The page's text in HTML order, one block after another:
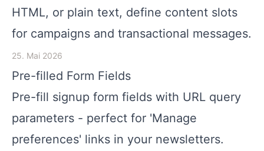
HTML, or plain text, define content slots
for campaigns and transactional messages.
25. Mai 2026
Pre-filled Form Fields
Pre-fill signup form fields with URL query
parameters - perfect for 'Manage
preferences' links in your newsletters.